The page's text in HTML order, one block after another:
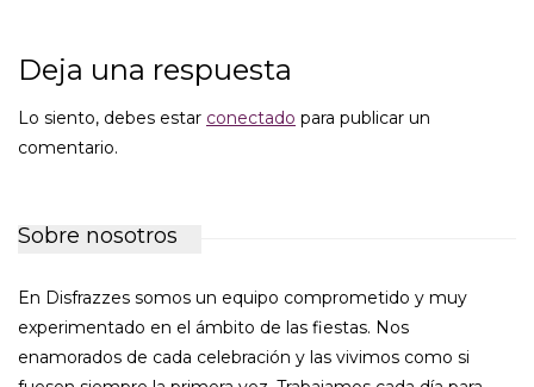
Deja una respuesta
Lo siento, debes estar conectado para publicar un
comentario.
Sobre nosotros
En Disfrazzes somos un equipo comprometido y muy
experimentado en el ámbito de las fiestas. Nos
enamorados de cada celebración y las vivimos como si